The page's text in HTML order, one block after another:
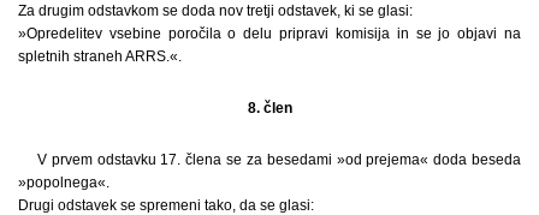
Za drugim odstavkom se doda nov tretji odstavek, ki se glasi:
»Opredelitev vsebine poročila o delu pripravi komisija in se jo objavi na
spletnih straneh ARRS.«.
8. člen
V prvem odstavku 17. člena se za besedami »od prejema« doda beseda
»popolnega«.
Drugi odstavek se spremeni tako, da se glasi: